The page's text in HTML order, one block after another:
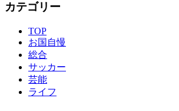
カテゴリー
TOP
お国自慢
総合
サッカー
芸能
ライフ